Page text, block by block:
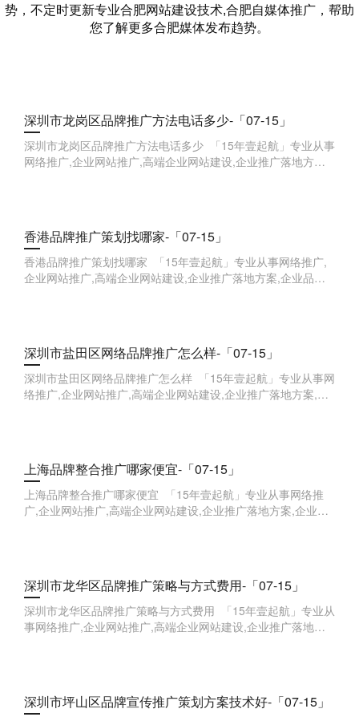
势，不定时更新专业合肥网站建设技术,合肥自媒体推广，帮助
您了解更多合肥媒体发布趋势。
深圳市龙岗区品牌推广方法电话多少-「07-15」
深圳市龙岗区品牌推广方法电话多少 「15年壹起航」专业从事
网络推广,企业网站推广,高端企业网站建设,企业推广落地方案,
香港品牌推广策划找哪家-「07-15」
香港品牌推广策划找哪家 「15年壹起航」专业从事网络推广,
企业网站推广,高端企业网站建设,企业推广落地方案,企业品牌
深圳市盐田区网络品牌推广怎么样-「07-15」
深圳市盐田区网络品牌推广怎么样 「15年壹起航」专业从事网
络推广,企业网站推广,高端企业网站建设,企业推广落地方案,企
上海品牌整合推广哪家便宜-「07-15」
上海品牌整合推广哪家便宜 「15年壹起航」专业从事网络推
广,企业网站推广,高端企业网站建设,企业推广落地方案,企业品
深圳市龙华区品牌推广策略与方式费用-「07-15」
深圳市龙华区品牌推广策略与方式费用 「15年壹起航」专业从
事网络推广,企业网站推广,高端企业网站建设,企业推广落地方
深圳市坪山区品牌宣传推广策划方案技术好-「07-15」